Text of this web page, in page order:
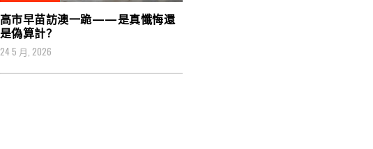
高市早苗訪澳一跪——是真懺悔還
是偽算計？
24 5 月, 2026